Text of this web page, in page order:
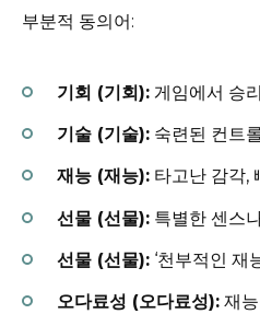
부분적 동의어:
기회 (기회): 게임에서 승
기술 (기술): 숙련된 컨트
재능 (재능): 타고난 감각,
선물 (선물): 특별한 센스
선물 (선물): ‘천부적인 재
오다료성 (오다료성): 재